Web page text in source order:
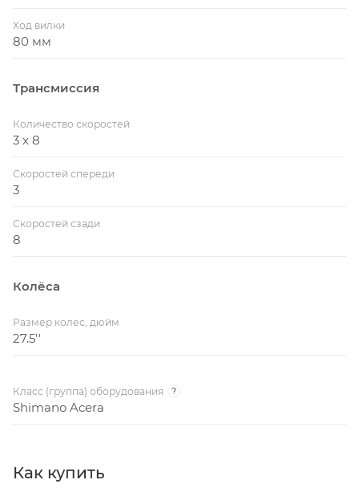
Ход вилки
80 мм
Трансмиссия
Количество скоростей
3 x 8
Скоростей спереди
3
Скоростей сзади
8
Колёса
Размер колес, дюйм
27.5''
Класс (группа) оборудования ?
Shimano Acera
Как купить